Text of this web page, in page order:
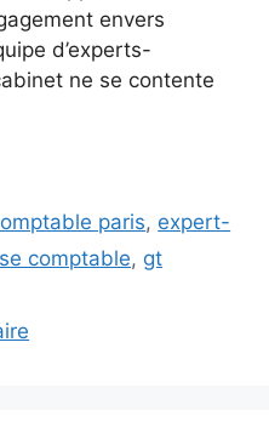
envers
d’experts-
ne se contente
paris, expert-
comptable, gt